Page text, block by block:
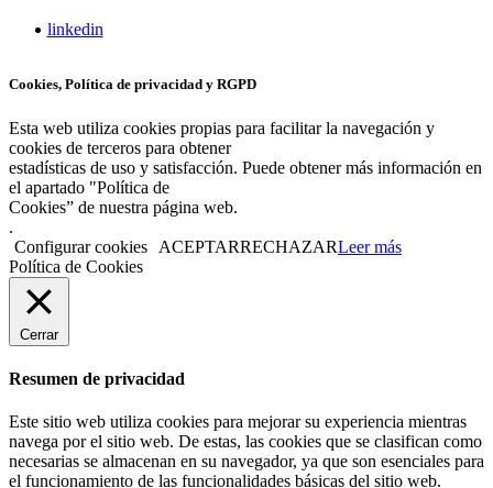
linkedin
Cookies, Política de privacidad y RGPD
Esta web utiliza cookies propias para facilitar la navegación y
cookies de terceros para obtener
estadísticas de uso y satisfacción. Puede obtener más información en
el apartado "Política de
Cookies” de nuestra página web.
.
Configurar cookies
ACEPTARRECHAZARLeer más
Política de Cookies
Cerrar
Resumen de privacidad
Este sitio web utiliza cookies para mejorar su experiencia mientras
navega por el sitio web. De estas, las cookies que se clasifican como
necesarias se almacenan en su navegador, ya que son esenciales para
el funcionamiento de las funcionalidades básicas del sitio web.